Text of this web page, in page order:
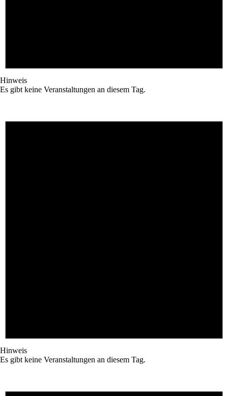
Hinweis
Es gibt keine Veranstaltungen an diesem Tag.
Hinweis
Es gibt keine Veranstaltungen an diesem Tag.